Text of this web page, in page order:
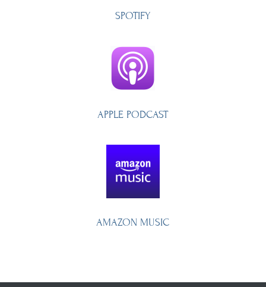
SPOTIFY
APPLE PODCAST
AMAZON MUSIC